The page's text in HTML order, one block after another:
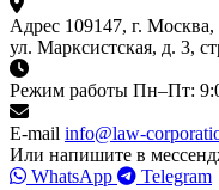
Адрес 109147, г. Москва,
ул. Марксистская, д. 3,
Режим работы Пн–Пт:
E-mail info@law-
Или напишите в
WhatsApp
Telegram